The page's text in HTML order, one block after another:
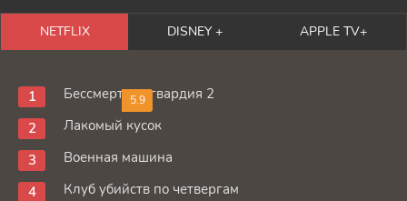
NETFLIX DISNEY + APPLE TV+
5.9
Бессмертная гвардия 2
Лакомый кусок
Военная машина
Клуб убийств по четвергам